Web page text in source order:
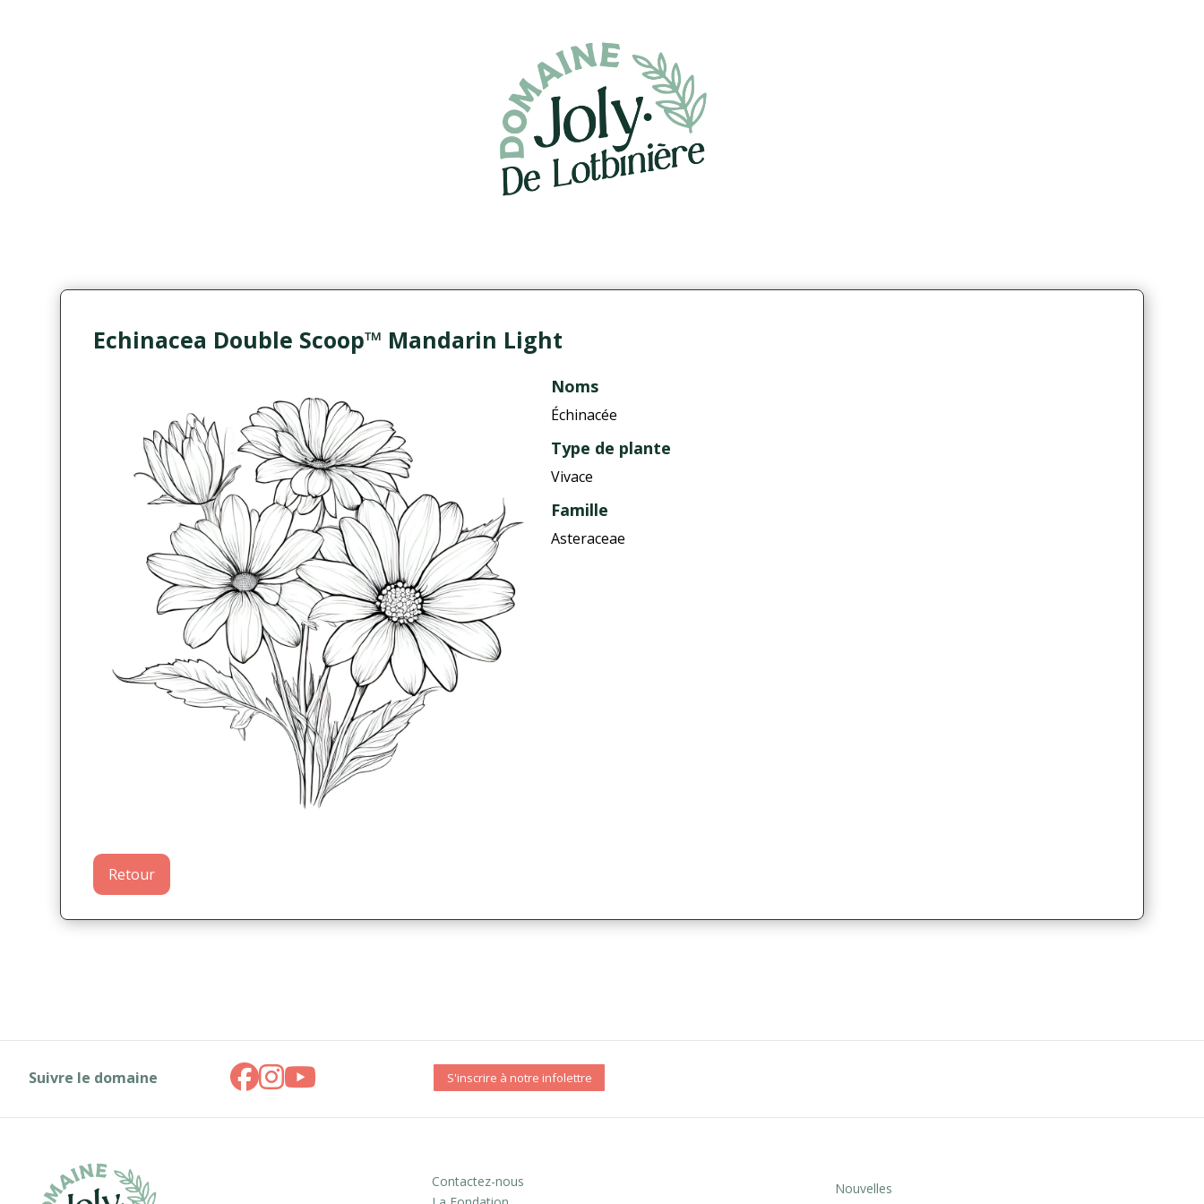
Echinacea Double Scoop™ Mandarin Light
Noms
Échinacée
Type de plante
Vivace
Famille
Asteraceae
Retour
Suivre le domaine S'inscrire à notre infolettre
Contactez-nous
Nouvelles